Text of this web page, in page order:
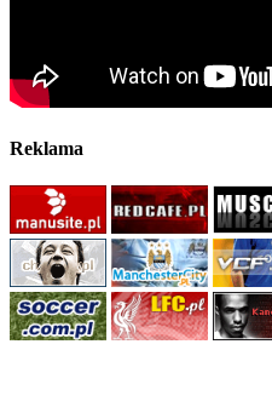
Reklama